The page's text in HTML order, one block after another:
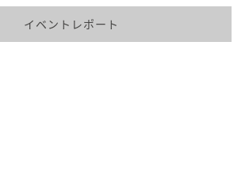
イベントレポート